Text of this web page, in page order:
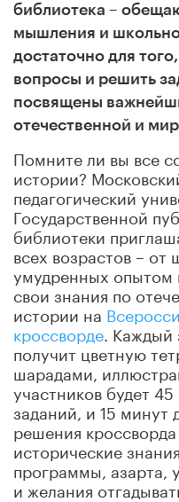
библиотека –
мышления и
достаточно для
вопросы и решить
посвящены
отечественной и
Помните ли вы все
истории?
педагогический
Государственной
библиотеки
всех возрастов – от
умудренных опытом
свои знания по
истории на
кроссворде .
получит цветную
шарадами,
участников будет
заданий, и 15 минут
решения
исторические
программы, азарта,
и желания